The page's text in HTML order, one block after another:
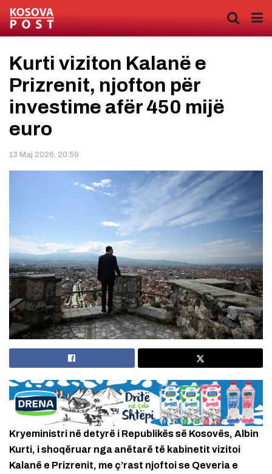
Kurti viziton Kalanë e
Prizrenit, njofton për
investime afër 450 mijë
euro
13 Maj 2026, 20:59
Kryeministri në detyrë i Republikës së Kosovës, Albin
Kurti, i shoqëruar nga anëtarë të kabinetit vizitoi
Kalanë e Prizrenit, me ç’rast njoftoi se Qeveria e